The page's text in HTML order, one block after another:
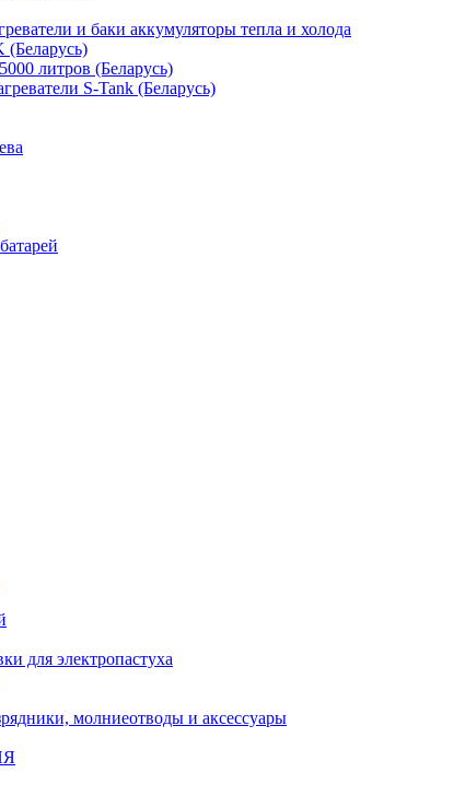
и баки аккумуляторы тепла и холода
(Беларусь)
литров (Беларусь)
S-Tank (Беларусь)
для электропастуха
молниеотводы и аксессуары